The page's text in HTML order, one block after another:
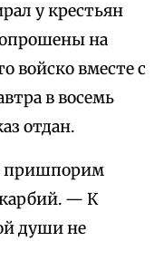
у крестьян
на
войско вместе с
в восемь
отдан.
пришпорим
— К
души не